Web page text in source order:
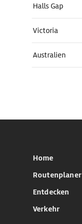
Halls Gap
Victoria
Australien
Home
Routenplaner
Entdecken
Verkehr